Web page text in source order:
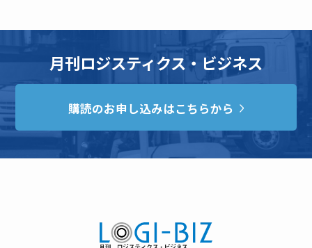
月刊ロジスティクス・ビジネス
購読のお申し込みはこちらから